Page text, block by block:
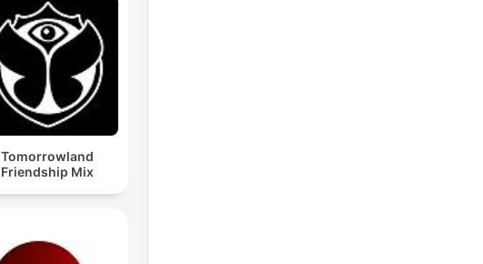
Tomorrowland
Friendship Mix